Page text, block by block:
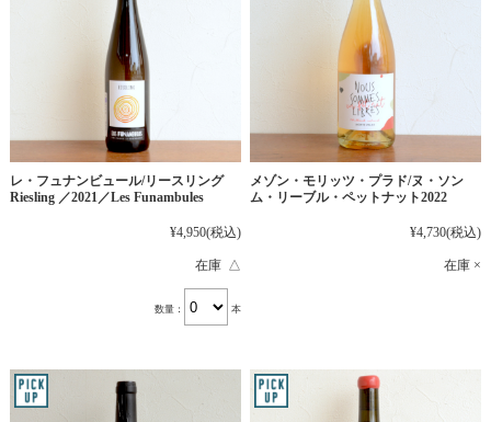
レ・フュナンビュール/リースリング
Riesling ／2021／Les Funambules
¥4,950(税込)
在庫 △
数量： 本
メゾン・モリッツ・プラド/ヌ・ソン
ム・リーブル・ペットナット2022
¥4,730(税込)
在庫 ×